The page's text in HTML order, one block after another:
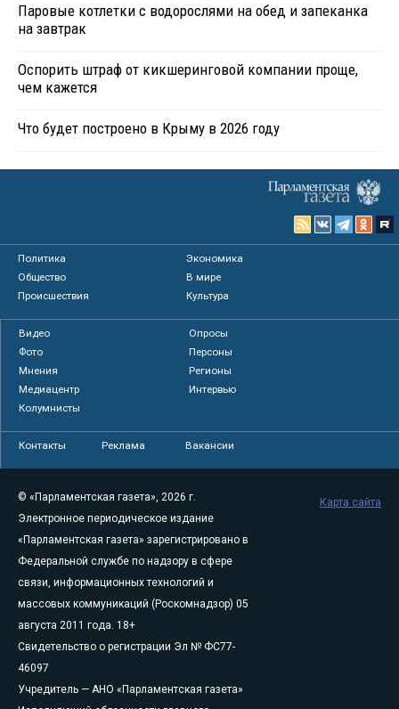
Паровые котлетки с водорослями на обед и запеканка
на завтрак
Оспорить штраф от кикшеринговой компании проще,
чем кажется
Что будет построено в Крыму в 2026 году
Политика
Экономика
Общество
В мире
Происшествия
Культура
Видео
Опросы
Фото
Персоны
Мнения
Регионы
Медиацентр
Интервью
Колумнисты
Контакты Реклама Вакансии
© «Парламентская газета», 2026 г.
Электронное периодическое издание
«Парламентская газета» зарегистрировано в
Федеральной службе по надзору в сфере
связи, информационных технологий и
массовых коммуникаций (Роскомнадзор) 05
августа 2011 года. 18+
Свидетельство о регистрации Эл № ФС77-
46097
Учредитель — АНО «Парламентская газета»
Карта сайта